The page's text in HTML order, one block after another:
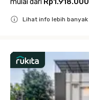
mulai dari Rp1.918.000
Lihat info lebih banyak